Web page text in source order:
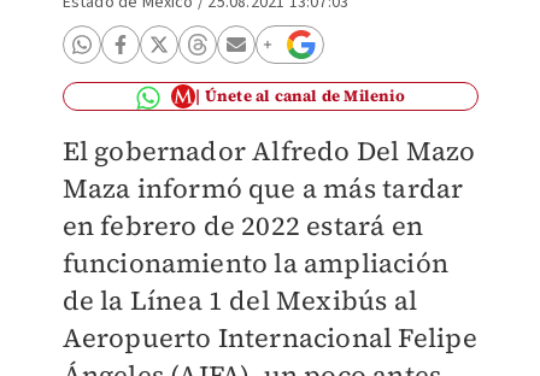
Únete al canal de Milenio
El gobernador Alfredo Del Mazo
Maza informó que a más tardar
en febrero de 2022 estará en
funcionamiento la ampliación
de la Línea 1 del Mexibús al
Aeropuerto Internacional Felipe